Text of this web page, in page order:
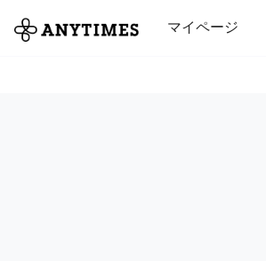
マイページ
全て 修理・組立